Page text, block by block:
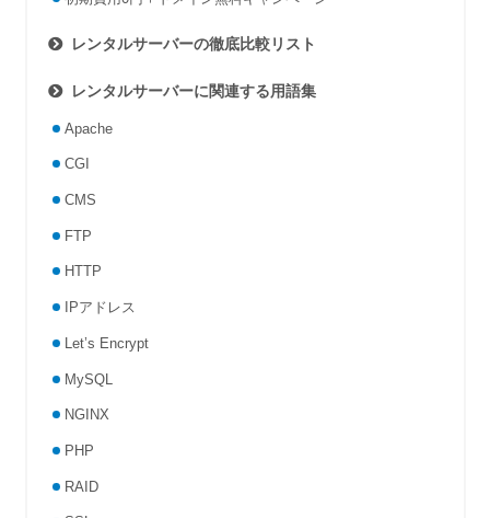
レンタルサーバーの徹底比較リスト
レンタルサーバーに関連する用語集
Apache
CGI
CMS
FTP
HTTP
IPアドレス
Let’s Encrypt
MySQL
NGINX
PHP
RAID